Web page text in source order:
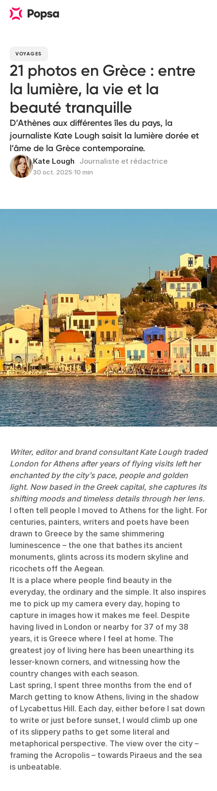
VOYAGES
21 photos en Grèce : entre
la lumière, la vie et la
beauté tranquille
D’Athènes aux différentes îles du pays, la
journaliste Kate Lough saisit la lumière dorée et
l’âme de la Grèce contemporaine.
Kate Lough Journaliste et rédactrice
30 oct. 2025∙10 min
Writer, editor and brand consultant Kate Lough traded
London for Athens after years of flying visits left her
enchanted by the city’s pace, people and golden
light. Now based in the Greek capital, she captures its
shifting moods and timeless details through her lens.
I often tell people I moved to Athens for the light. For
centuries, painters, writers and poets have been
drawn to Greece by the same shimmering
luminescence – the one that bathes its ancient
monuments, glints across its modern skyline and
ricochets off the Aegean.
It is a place where people find beauty in the
everyday, the ordinary and the simple. It also inspires
me to pick up my camera every day, hoping to
capture in images how it makes me feel. Despite
having lived in London or nearby for 37 of my 38
years, it is Greece where I feel at home. The
greatest joy of living here has been unearthing its
lesser-known corners, and witnessing how the
country changes with each season.
Last spring, I spent three months from the end of
March getting to know Athens, living in the shadow
of Lycabettus Hill. Each day, either before I sat down
to write or just before sunset, I would climb up one
of its slippery paths to get some literal and
metaphorical perspective. The view over the city –
framing the Acropolis – towards Piraeus and the sea
is unbeatable.